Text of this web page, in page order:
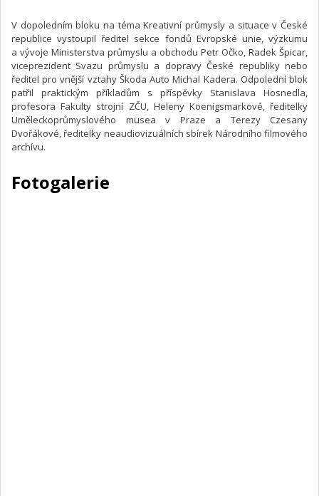
V dopoledním bloku na téma Kreativní průmysly a situace v České
republice vystoupil ředitel sekce fondů Evropské unie, výzkumu
a vývoje Ministerstva průmyslu a obchodu Petr Očko, Radek Špicar,
viceprezident Svazu průmyslu a dopravy České republiky nebo
ředitel pro vnější vztahy Škoda Auto Michal Kadera. Odpolední blok
patřil praktickým příkladům s příspěvky Stanislava Hosnedla,
profesora Fakulty strojní ZČU, Heleny Koenigsmarkové, ředitelky
Uměleckoprůmyslového musea v Praze a Terezy Czesany
Dvořákové, ředitelky neaudiovizuálních sbírek Národního filmového
archívu.
Fotogalerie